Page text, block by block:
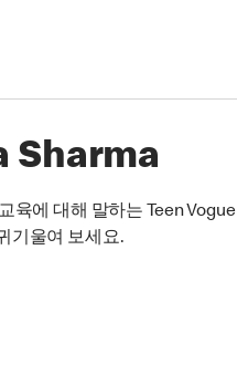
Sharma
육에 대해 말하는 Teen Vogue
기울여 보세요.